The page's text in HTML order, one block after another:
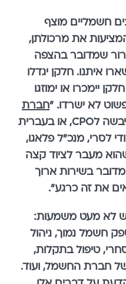
חשמליים מוצף
את מרכולתן,
די ברור שמדובר בהצפה
איתנו. חלקן יגדלו
יימכרו או ימוזגו
לא ישרדו. "חברת
זו ההגדרה היבשה לCPO, או בעברית
לסרי, מנכ"ל פלאגו,
מעבר לציוד קצה
בשירות ארוך
את זה כרגע".
יש לא מעט משמעות:
חשמל נמוך, ניהול
טיפול בתקלות,
חברת החשמל, ועוד.